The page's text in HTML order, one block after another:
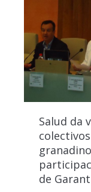
Salud da
de